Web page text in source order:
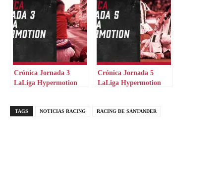
Crónica Jornada 3
LaLiga Hypermotion
Crónica Jornada 5
LaLiga Hypermotion
TAGS NOTICIAS RACING RACING DE SANTANDER